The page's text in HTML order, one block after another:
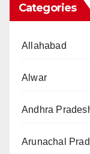
Categories
Allahabad
Alwar
Andhra
Arunachal